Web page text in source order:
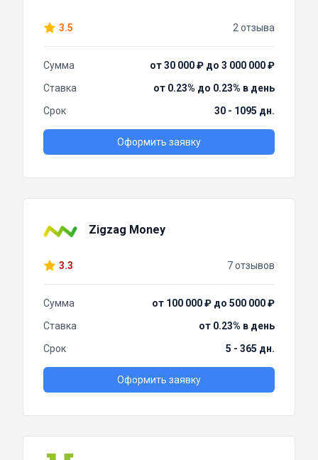
3.5 2 отзыва
Сумма
от 30 000 ₽ до 3 000 000 ₽
Ставка
от 0.23% до 0.23% в день
Срок
30 - 1095 дн.
Оформить заявку
Zigzag Money
3.3 7 отзывов
Сумма
от 100 000 ₽ до 500 000 ₽
Ставка
от 0.23% в день
Срок
5 - 365 дн.
Оформить заявку